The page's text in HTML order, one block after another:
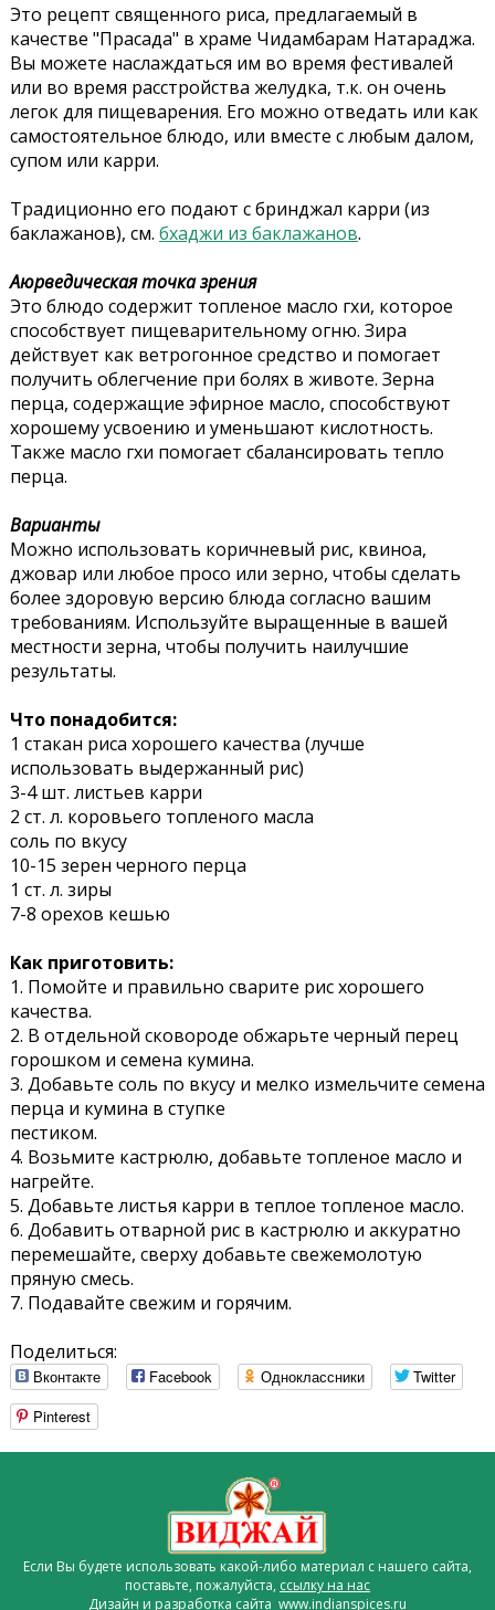
Это рецепт священного риса, предлагаемый в
качестве "Прасада" в храме Чидамбарам Натараджа.
Вы можете наслаждаться им во время фестивалей
или во время расстройства желудка, т.к. он очень
легок для пищеварения. Его можно отведать или как
самостоятельное блюдо, или вместе с любым далом,
супом или карри.
Традиционно его подают с бринджал карри (из
баклажанов), см. бхаджи из баклажанов.
Аюрведическая точка зрения
Это блюдо содержит топленое масло гхи, которое
способствует пищеварительному огню. Зира
действует как ветрогонное средство и помогает
получить облегчение при болях в животе. Зерна
перца, содержащие эфирное масло, способствуют
хорошему усвоению и уменьшают кислотность.
Также масло гхи помогает сбалансировать тепло
перца.
Варианты
Можно использовать коричневый рис, квиноа,
джовар или любое просо или зерно, чтобы сделать
более здоровую версию блюда согласно вашим
требованиям. Используйте выращенные в вашей
местности зерна, чтобы получить наилучшие
результаты.
Что понадобится:
1 стакан риса хорошего качества (лучше
использовать выдержанный рис)
3-4 шт. листьев карри
2 ст. л. коровьего топленого масла
соль по вкусу
10-15 зерен черного перца
1 ст. л. зиры
7-8 орехов кешью
Как приготовить:
1. Помойте и правильно сварите рис хорошего
качества.
2. В отдельной сковороде обжарьте черный перец
горошком и семена кумина.
3. Добавьте соль по вкусу и мелко измельчите семена
перца и кумина в ступке
пестиком.
4. Возьмите кастрюлю, добавьте топленое масло и
нагрейте.
5. Добавьте листья карри в теплое топленое масло.
6. Добавить отварной рис в кастрюлю и аккуратно
перемешайте, сверху добавьте свежемолотую
пряную смесь.
7. Подавайте свежим и горячим.
Поделиться:
Вконтакте Facebook Одноклассники
Twitter
Pinterest
Если Вы будете использовать какой-либо материал с нашего сайта,
поставьте, пожалуйста, ссылку на нас
Дизайн и разработка сайта www.indianspices.ru